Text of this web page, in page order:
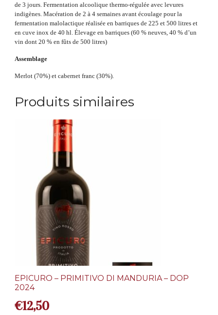
de 3 jours. Fermentation alcoolique thermo-régulée avec levures
indigènes. Macération de 2 à 4 semaines avant écoulage pour la
fermentation malolactique réalisée en barriques de 225 et 500 litres et
en cuve inox de 40 hl. Élevage en barriques (60 % neuves, 40 % d’un
vin dont 20 % en fûts de 500 litres)
Assemblage
Merlot (70%) et cabernet franc (30%).
Produits similaires
EPICURO – PRIMITIVO DI MANDURIA – DOP
2024
€12,50